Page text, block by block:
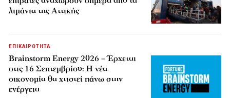
λιμάνια της Αττικής
ΕΠΙΚΑΙΡΟΤΗΤΑ
Brainstorm Energy 2026 – Έρχεται
στις 16 Σεπτεμβρίου: Η νέα
οικονομία θα χτιστεί πάνω στην
ενέργεια